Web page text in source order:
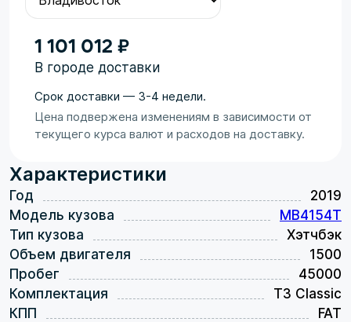
Характеристики
Год
2019
Модель кузова
MB4154T
Тип кузова
Хэтчбэк
Объем двигателя
1500
Пробег
45000
Комплектация
T3 Classic
КПП
FAT
1 101 012 ₽
В городе доставки
Срок доставки — 3-4 недели.
Цена подвержена изменениям в зависимости от
текущего курса валют и расходов на доставку.